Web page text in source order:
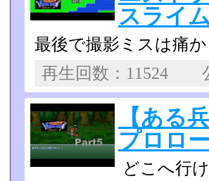
スライ
最後で撮影ミスは痛
再生回数：11524
【ある
プロロ
どこへ行